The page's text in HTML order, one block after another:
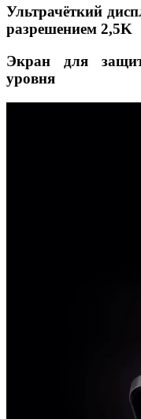
Ультрачёткий
разрешением 2,5K
Экран для
уровня